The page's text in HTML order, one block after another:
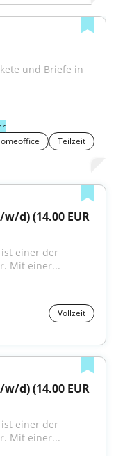
und Briefe in
Teilzeit
d) (14.00 EUR
einer der
Mit einer...
Vollzeit
d) (14.00 EUR
einer der
Mit einer...